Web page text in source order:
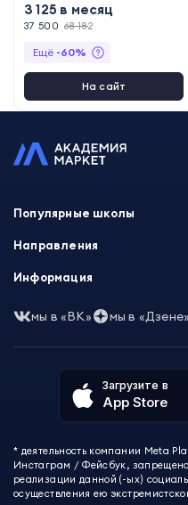
стратегии продвижения
работка сценариев
3 125 в месяц
37 500 68 182
Ещё -60%
На сайт
Загрузите в
App Store
* деятельность компании Meta
Инстаграм / Фейсбук,
реализации данной (-ых)
осуществления ею
Популярные школы
Skillbox
XYZ School
Skillfactory
Talentsy
ProductStar
Бруноям
EDPRO
Level One
Направления
Программирование
Маркетинг
Аналитика
Другие профессии
Красота и здоровье
Для детей и подростков
Психология
Информация
Часто задаваемые вопросы
Пользовательское
Политика обработки
Избранные курсы
Акции и скидки
О проекте
Контакты
мы в «ВК» мы в «Дзене»